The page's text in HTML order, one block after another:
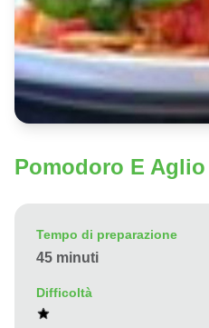
Pomodoro E Aglio
Tempo di preparazione
45 minuti
Difficoltà